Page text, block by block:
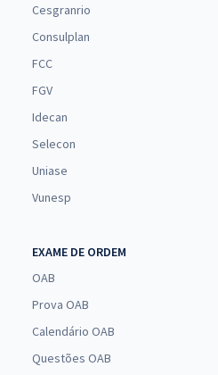
Cesgranrio
Consulplan
FCC
FGV
Idecan
Selecon
Uniase
Vunesp
EXAME DE ORDEM
OAB
Prova OAB
Calendário OAB
Questões OAB